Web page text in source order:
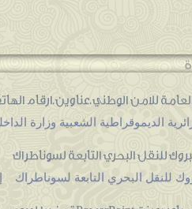
للامن الوطني.عناوين.ارقام
الديموقراطية الشعبية وزارة
للنقل البحري التابعة لسوناطراك
للنقل البحري التابعة لسوناطراك